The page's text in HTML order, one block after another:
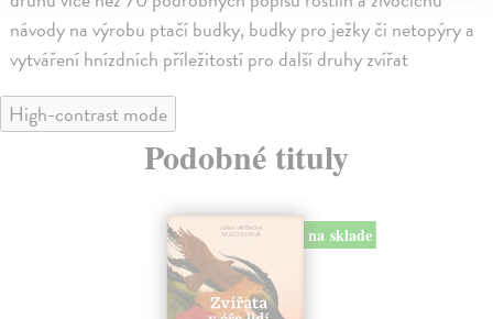
návody na výrobu ptačí budky, budky pro ježky či netopýry a
vytváření hnízdních příležitostí pro další druhy zvířat
High-contrast mode
Podobné tituly
na sklade